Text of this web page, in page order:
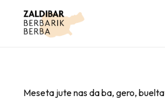
Meseta jute nas da ba, gero,